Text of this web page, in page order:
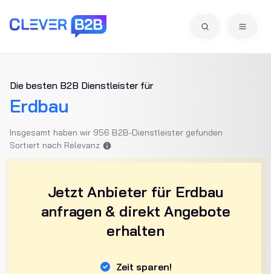
Die besten B2B Dienstleister für
Erdbau
Insgesamt haben wir 956 B2B-Dienstleister gefunden
Sortiert nach Relevanz
Jetzt Anbieter für Erdbau
anfragen & direkt Angebote
erhalten
Zeit sparen!